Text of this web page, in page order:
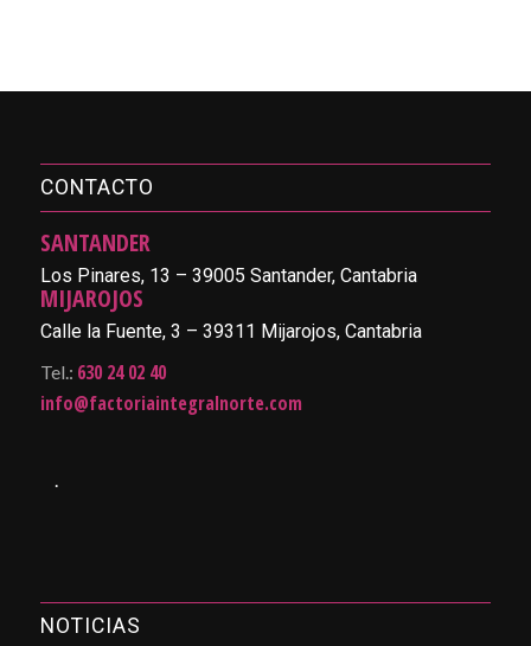
CONTACTO
SANTANDER
Los Pinares, 13 – 39005 Santander, Cantabria
MIJAROJOS
Calle la Fuente, 3 – 39311 Mijarojos, Cantabria
Tel.: 630 24 02 40
info@factoriaintegralnorte.com
.
NOTICIAS